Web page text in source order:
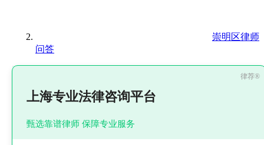
崇明区律师
问答
上海专业法律咨询平台
甄选靠谱律师 保障专业服务